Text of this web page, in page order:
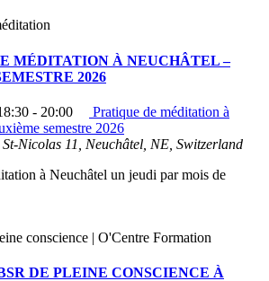
MÉDITATION À NEUCHÂTEL –
2026
- 20:00
Pratique de méditation à
semestre 2026
St-Nicolas 11, Neuchâtel, NE, Switzerland
à Neuchâtel un jeudi par mois de
DE PLEINE CONSCIENCE À